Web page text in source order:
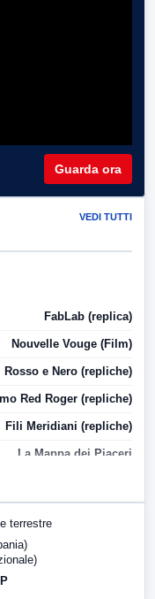
Guarda ora
VEDI TUTTI
FabLab (replica)
Nouvelle Vouge (Film)
Rosso e Nero (repliche)
Red Roger (repliche)
Fili Meridiani (repliche)
La Mappa dei Piaceri
terrestre